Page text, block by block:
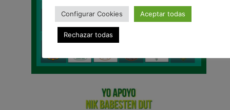
Configurar Cookies Aceptar todas
Rechazar todas